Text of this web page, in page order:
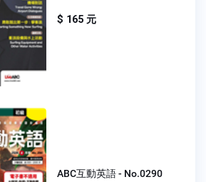
$ 165 元
ABC互動英語 - No.0290